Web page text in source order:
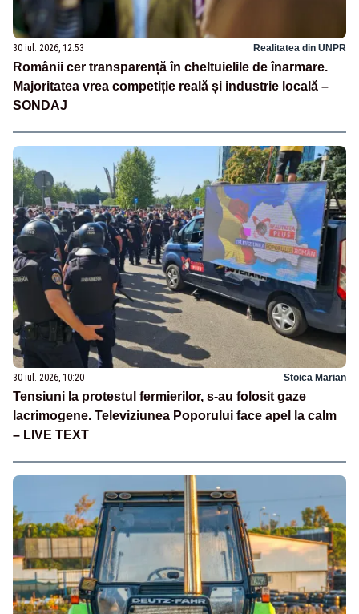
30 iul. 2026, 12:53 Realitatea din UNPR
Românii cer transparență în cheltuielile de înarmare.
Majoritatea vrea competiție reală și industrie locală –
SONDAJ
30 iul. 2026, 10:20 Stoica Marian
Tensiuni la protestul fermierilor, s-au folosit gaze
lacrimogene. Televiziunea Poporului face apel la calm
– LIVE TEXT